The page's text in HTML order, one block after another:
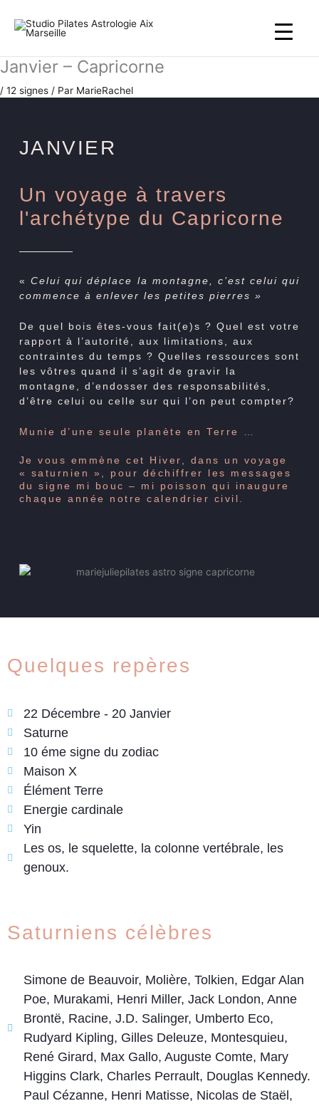
contenu
Janvier – Capricorne
/ 12 signes / Par MarieRachel
JANVIER
Un voyage à travers
l'archétype du Capricorne
«Celui qui déplace la montagne, c’est celui qui
commence à enlever les petites pierres »
De quel bois êtes-vous fait(e)s ? Quel est votre
rapport à l’autorité, aux limitations, aux
contraintes du temps ? Quelles ressources sont
les vôtres quand il s’agit de gravir la
montagne, d’endosser des responsabilités,
d’être celui ou celle sur qui l’on peut compter?
Munie d’une seule planète en Terre …
Je vous emmène cet Hiver, dans un voyage
« saturnien », pour déchiffrer les messages
du signe mi bouc – mi poisson qui inaugure
chaque année notre calendrier civil.
Quelques repères
22 Décembre - 20 Janvier
Saturne
10 éme signe du zodiac
Maison X
Élément Terre
Energie cardinale
Yin
Les os, le squelette, la colonne vertébrale, les
genoux.
Saturniens célèbres
Simone de Beauvoir, Molière, Tolkien, Edgar Alan
Poe, Murakami, Henri Miller, Jack London, Anne
Brontë, Racine, J.D. Salinger, Umberto Eco,
Rudyard Kipling, Gilles Deleuze, Montesquieu,
René Girard, Max Gallo, Auguste Comte, Mary
Higgins Clark, Charles Perrault, Douglas Kennedy.
Paul Cézanne, Henri Matisse, Nicolas de Staël,